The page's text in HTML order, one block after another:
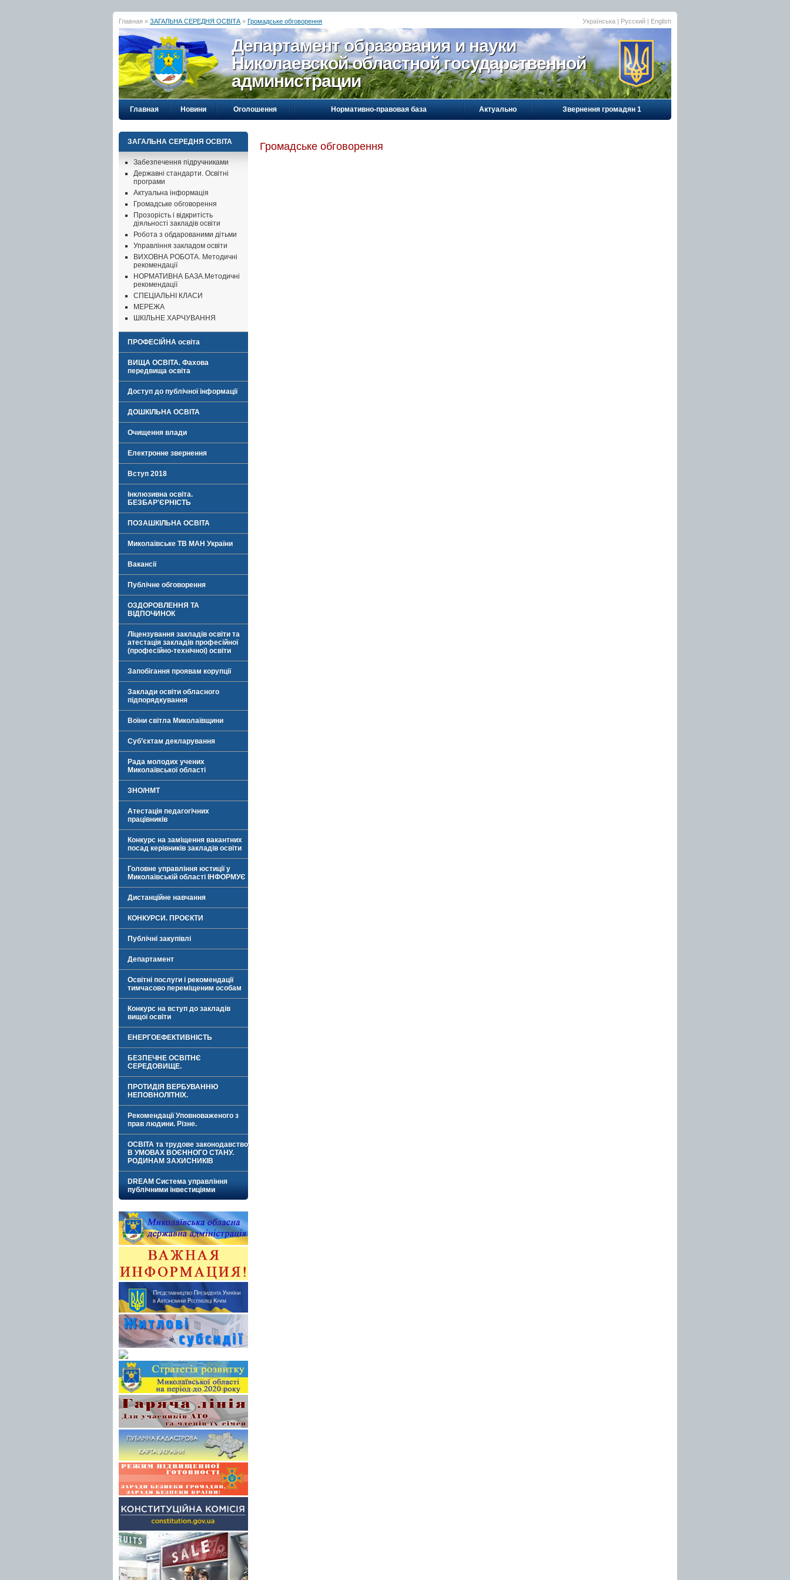
Главная » ЗАГАЛЬНА СЕРЕДНЯ ОСВІТА » Громадське обговорення Українська | Русский | English
Департамент образования и науки
Николаевской областной государственной
администрации
Главная Новини Оголошення Нормативно-правовая база Актуально Звернення громадян 1
ЗАГАЛЬНА СЕРЕДНЯ ОСВІТА
Забезпечення підручниками
Державні стандарти. Освітні
програми
Актуальна інформація
Громадське обговорення
Прозорість і відкритість
діяльності закладів освіти
Робота з обдарованими дітьми
Управління закладом освіти
ВИХОВНА РОБОТА. Методичні
рекомендації
НОРМАТИВНА БАЗА.Методичні
рекомендації
СПЕЦІАЛЬНІ КЛАСИ
МЕРЕЖА
ШКІЛЬНЕ ХАРЧУВАННЯ
ПРОФЕСІЙНА освіта
ВИЩА ОСВІТА. Фахова
передвища освіта
Доступ до публічної інформації
ДОШКІЛЬНА ОСВІТА
Очищення влади
Електронне звернення
Вступ 2018
Інклюзивна освіта.
БЕЗБАР'ЄРНІСТЬ
ПОЗАШКІЛЬНА ОСВІТА
Миколаївське ТВ МАН України
Вакансії
Публічне обговорення
ОЗДОРОВЛЕННЯ ТА
ВІДПОЧИНОК
Ліцензування закладів освіти та
атестація закладів професійної
(професійно-технічної) освіти
Запобігання проявам корупції
Заклади освіти обласного
підпорядкування
Воїни світла Миколаївщини
Суб’єктам декларування
Рада молодих учених
Миколаївської області
ЗНО/НМТ
Атестація педагогічних
працівників
Конкурс на заміщення вакантних
посад керівників закладів освіти
Головне управління юстиції у
Миколаївській області ІНФОРМУЄ
Дистанційне навчання
КОНКУРСИ. ПРОЄКТИ
Публічні закупівлі
Департамент
Освітні послуги і рекомендації
тимчасово переміщеним особам
Конкурс на вступ до закладів
вищої освіти
ЕНЕРГОЕФЕКТИВНІСТЬ
БЕЗПЕЧНЕ ОСВІТНЄ
СЕРЕДОВИЩЕ.
ПРОТИДІЯ ВЕРБУВАННЮ
НЕПОВНОЛІТНІХ.
Рекомендації Уповноваженого з
прав людини. Різне.
ОСВІТА та трудове законодавство
В УМОВАХ ВОЄННОГО СТАНУ.
РОДИНАМ ЗАХИСНИКІВ
DREAM Система управління
публічними інвестиціями
Громадське обговорення